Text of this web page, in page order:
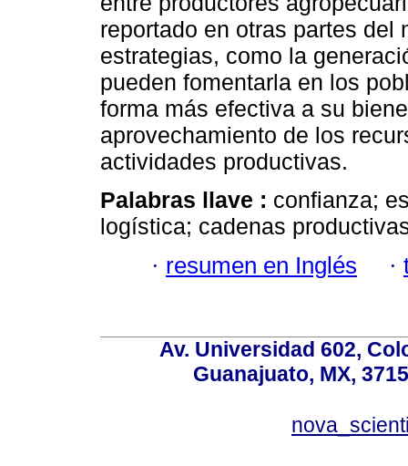
reportado en otras partes del
estrategias, como la
pueden fomentarla en los
forma más efectiva a su
aprovechamiento de los
actividades productivas.
Palabras llave : confianza;
logística; cadenas
· resumen en Inglés ·
Av. Universidad 602,
Guanajuato, MX,